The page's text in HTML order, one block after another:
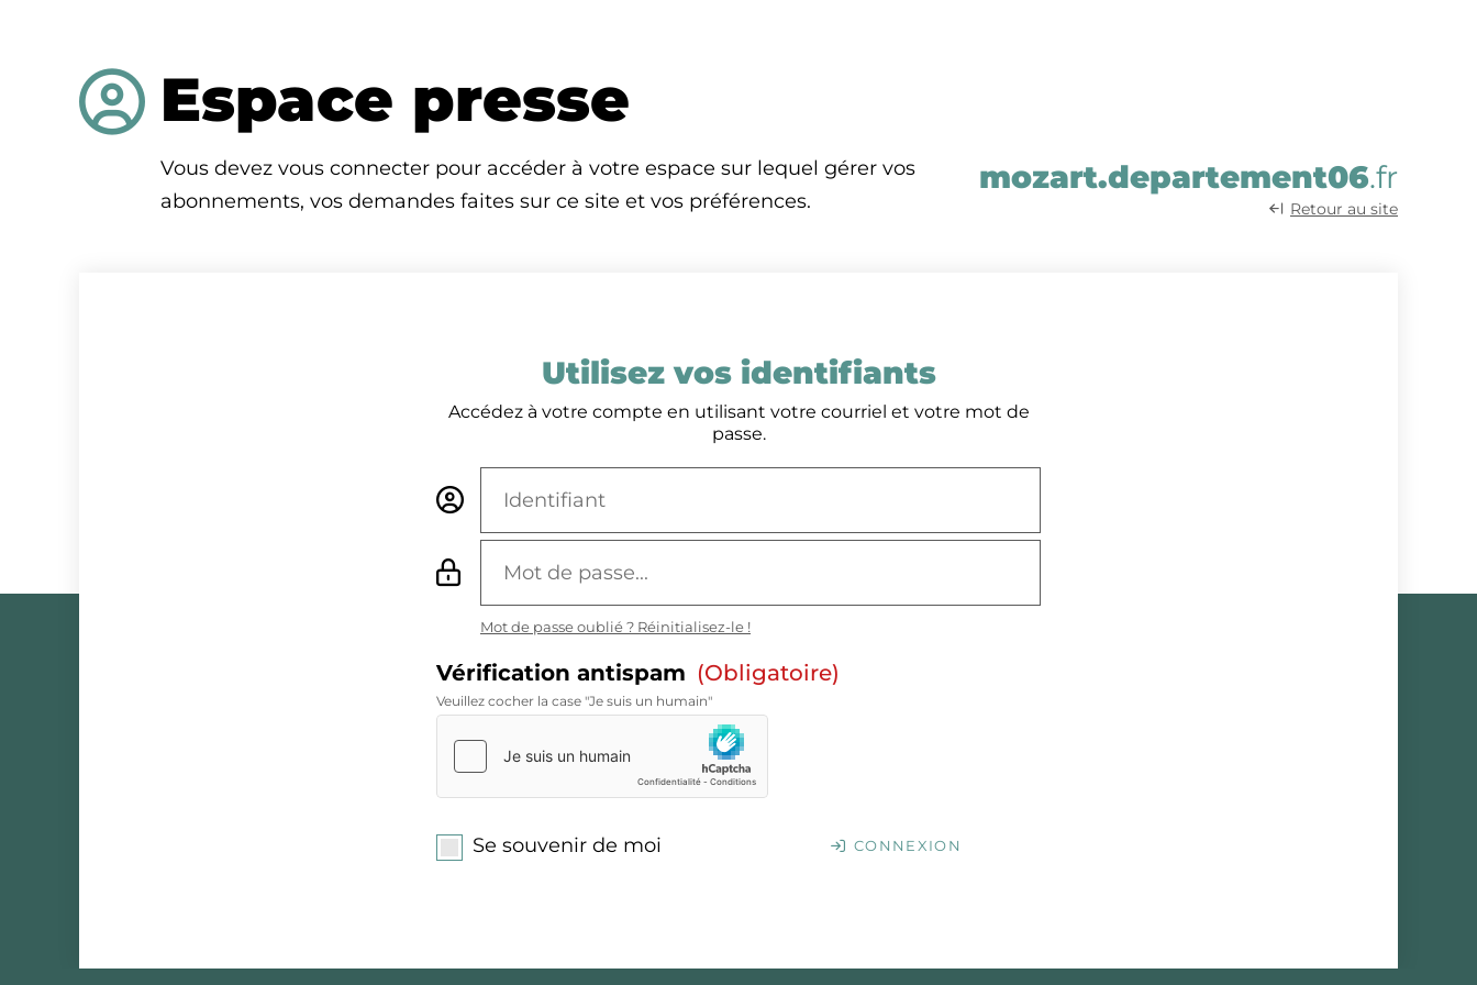
Espace presse
Vous devez vous connecter pour accéder à votre espace sur lequel gérer vos
abonnements, vos demandes faites sur ce site et vos préférences.
mozart.departement06.fr
Retour au site
Utilisez vos identifiants
Accédez à votre compte en utilisant votre courriel et votre mot de
passe.
Mot de passe oublié ? Réinitialisez-le !
Vérification antispam (obligatoire)
Veuillez cocher la case "Je suis un humain"
Se souvenir de moi CONNEXION